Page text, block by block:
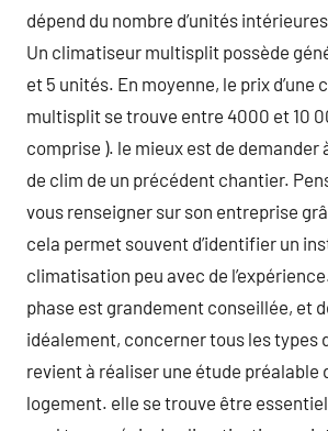
dépend du nombre d’unités
Un climatiseur multisplit possède
et 5 unités. En moyenne, le prix d’une
multisplit se trouve entre 4000 et 10
comprise ). le mieux est de demander
de clim de un précédent chantier.
vous renseigner sur son entreprise
cela permet souvent d’identifier un
climatisation peu avec de
phase est grandement conseillée, et
idéalement, concerner tous les types
revient à réaliser une étude préalable
logement. elle se trouve être